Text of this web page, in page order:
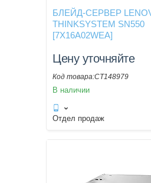
БЛЕЙД-СЕРВЕР
THINKSYSTEM SN550
[7X16A02WEA]
Цену уточняйте
CT148979
В наличии
Отдел продаж